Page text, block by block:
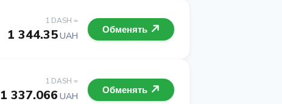
1 DASH =
1 344.35UAH
Обменять
1 DASH =
1 337.066 UAH
Обменять